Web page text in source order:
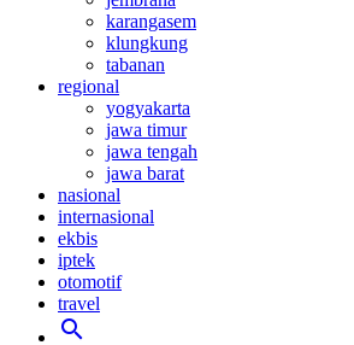
karangasem
klungkung
tabanan
regional
yogyakarta
jawa timur
jawa tengah
jawa barat
nasional
internasional
ekbis
iptek
otomotif
travel
search